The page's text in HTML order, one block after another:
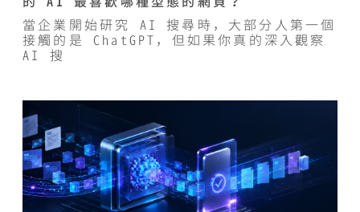
當企業開始研究 AI 搜尋時，大部分人第一個
接觸的是 ChatGPT，但如果你真的深入觀察
AI 搜